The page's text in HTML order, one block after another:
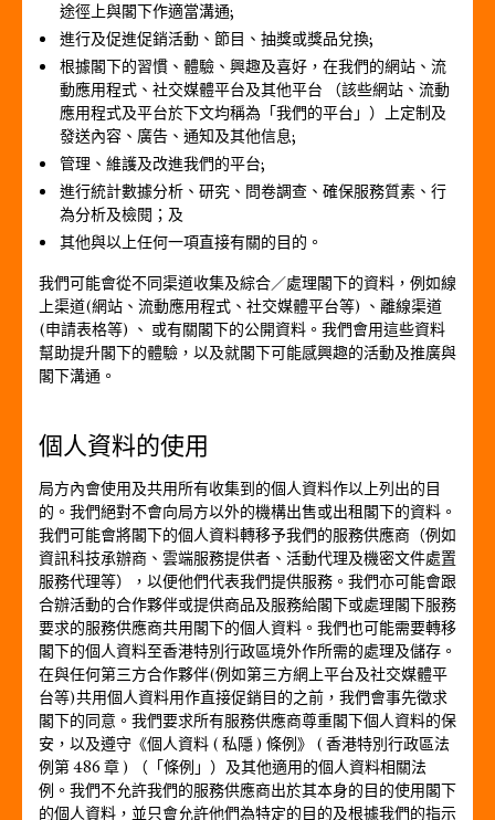
途徑上與閣下作適當溝通;
進行及促進促銷活動、節目、抽獎或獎品兌換;
根據閣下的習慣、體驗、興趣及喜好，在我們的網站、流
動應用程式、社交媒體平台及其他平台 （該些網站、流動
應用程式及平台於下文均稱為「我們的平台」）上定制及
發送內容、廣告、通知及其他信息;
管理、維護及改進我們的平台;
進行統計數據分析、研究、問卷調查、確保服務質素、行
為分析及檢閱；及
其他與以上任何一項直接有關的目的。
我們可能會從不同渠道收集及綜合／處理閣下的資料，例如線
上渠道(網站、流動應用程式、社交媒體平台等) 、離線渠道
(申請表格等) 、 或有關閣下的公開資料。我們會用這些資料
幫助提升閣下的體驗，以及就閣下可能感興趣的活動及推廣與
閣下溝通。
個人資料的使用
局方內會使用及共用所有收集到的個人資料作以上列出的目
的。我們絕對不會向局方以外的機構出售或出租閣下的資料。
我們可能會將閣下的個人資料轉移予我們的服務供應商（例如
資訊科技承辦商、雲端服務提供者、活動代理及機密文件處置
服務代理等），以便他們代表我們提供服務。我們亦可能會跟
合辦活動的合作夥伴或提供商品及服務給閣下或處理閣下服務
要求的服務供應商共用閣下的個人資料。我們也可能需要轉移
閣下的個人資料至香港特別行政區境外作所需的處理及儲存。
在與任何第三方合作夥伴(例如第三方網上平台及社交媒體平
台等)共用個人資料用作直接促銷目的之前，我們會事先徵求
閣下的同意。我們要求所有服務供應商尊重閣下個人資料的保
安，以及遵守《個人資料 ( 私隱 ) 條例》 ( 香港特別行政區法
例第 486 章 ) （「條例」）及其他適用的個人資料相關法
例。我們不允許我們的服務供應商出於其本身的目的使用閣下
的個人資料，並只會允許他們為特定的目的及根據我們的指示